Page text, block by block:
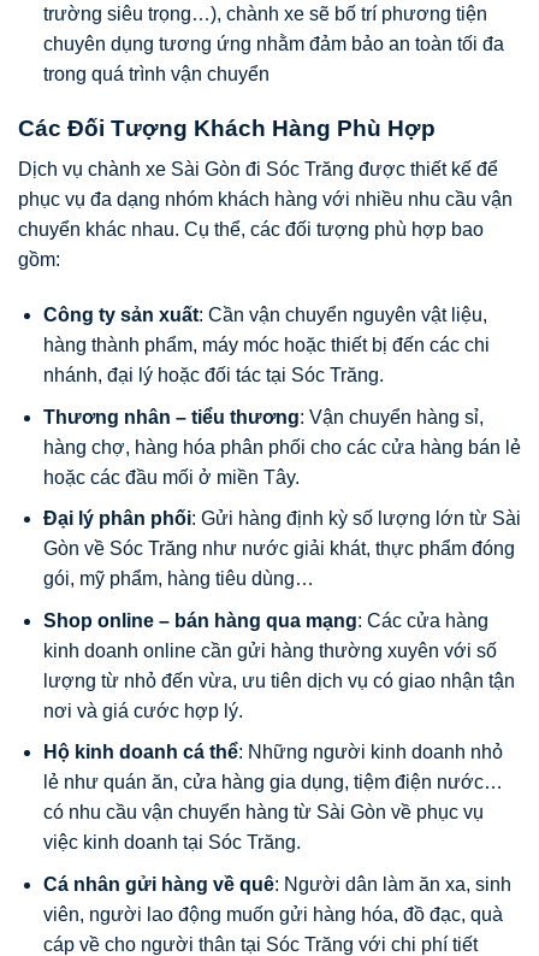
trường siêu trọng…), chành xe sẽ bố trí phương tiện
chuyên dụng tương ứng nhằm đảm bảo an toàn tối đa
trong quá trình vận chuyển
Các Đối Tượng Khách Hàng Phù Hợp
Dịch vụ chành xe Sài Gòn đi Sóc Trăng được thiết kế để
phục vụ đa dạng nhóm khách hàng với nhiều nhu cầu vận
chuyển khác nhau. Cụ thể, các đối tượng phù hợp bao
gồm:
Công ty sản xuất: Cần vận chuyển nguyên vật liệu,
hàng thành phẩm, máy móc hoặc thiết bị đến các chi
nhánh, đại lý hoặc đối tác tại Sóc Trăng.
Thương nhân – tiểu thương: Vận chuyển hàng sỉ,
hàng chợ, hàng hóa phân phối cho các cửa hàng bán lẻ
hoặc các đầu mối ở miền Tây.
Đại lý phân phối: Gửi hàng định kỳ số lượng lớn từ Sài
Gòn về Sóc Trăng như nước giải khát, thực phẩm đóng
gói, mỹ phẩm, hàng tiêu dùng…
Shop online – bán hàng qua mạng: Các cửa hàng
kinh doanh online cần gửi hàng thường xuyên với số
lượng từ nhỏ đến vừa, ưu tiên dịch vụ có giao nhận tận
nơi và giá cước hợp lý.
Hộ kinh doanh cá thể: Những người kinh doanh nhỏ
lẻ như quán ăn, cửa hàng gia dụng, tiệm điện nước…
có nhu cầu vận chuyển hàng từ Sài Gòn về phục vụ
việc kinh doanh tại Sóc Trăng.
Cá nhân gửi hàng về quê: Người dân làm ăn xa, sinh
viên, người lao động muốn gửi hàng hóa, đồ đạc, quà
cáp về cho người thân tại Sóc Trăng với chi phí tiết